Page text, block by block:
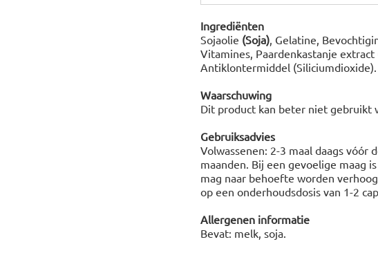
Ingrediënten
Sojaolie (Soja), Gelatine,
Vitamines, Paardenkastanje extract
Antiklontermiddel (Siliciumdioxide).
Waarschuwing
Dit product kan beter niet gebruikt
Gebruiksadvies
Volwassenen: 2-3 maal daags
maanden. Bij een gevoelige maag
mag naar behoefte worden
op een onderhoudsdosis van 1-2
Allergenen informatie
Bevat: melk, soja.